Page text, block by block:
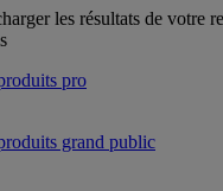
les résultats de votre
pro
grand public